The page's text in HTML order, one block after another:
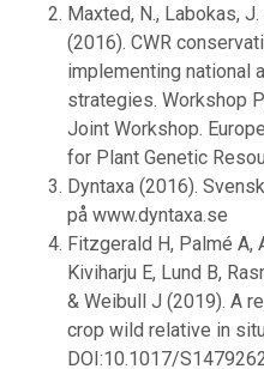
Maxted, N., Labokas,
(2016). CWR
implementing national
strategies. Workshop
Joint Workshop.
for Plant Genetic
Dyntaxa (2016).
på www.dyntaxa.se
Fitzgerald H, Palmé A,
Kiviharju E, Lund B,
& Weibull J (2019). A
crop wild relative in
DOI:10.1017/